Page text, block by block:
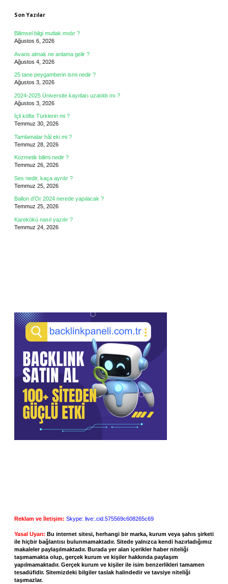
Son Yazılar
Bilimsel bilgi mutlak mıdır ?
Ağustos 6, 2026
Avans almak ne anlama gelir ?
Ağustos 4, 2026
25 tane peygamberin ismi nedir ?
Ağustos 3, 2026
2024-2025 Üniversite kayıtları uzatıldı mı ?
Ağustos 3, 2026
İçli köfte Türklerin mi ?
Temmuz 30, 2026
Tamlamalar hâl eki mi ?
Temmuz 28, 2026
Kozmetik bilimi nedir ?
Temmuz 26, 2026
Ses nedir, kaça ayrılır ?
Temmuz 25, 2026
Ballon d’Or 2024 nerede yapılacak ?
Temmuz 25, 2026
Karekökü nasıl yazılır ?
Temmuz 24, 2026
Reklam ve İletişim: Skype: live:.cid.575569c608265c69
Yasal Uyarı: Bu internet sitesi, herhangi bir marka, kurum veya şahıs şirketi
ile hiçbir bağlantısı bulunmamaktadır. Sitede yalnızca kendi hazırladığımız
makaleler paylaşılmaktadır. Burada yer alan içerikler haber niteliği
taşımamakta olup, gerçek kurum ve kişiler hakkında paylaşım
yapılmamaktadır. Gerçek kurum ve kişiler ile isim benzerlikleri tamamen
tesadüfidir. Sitemizdeki bilgiler taslak halindedir ve tavsiye niteliği
taşımazlar.